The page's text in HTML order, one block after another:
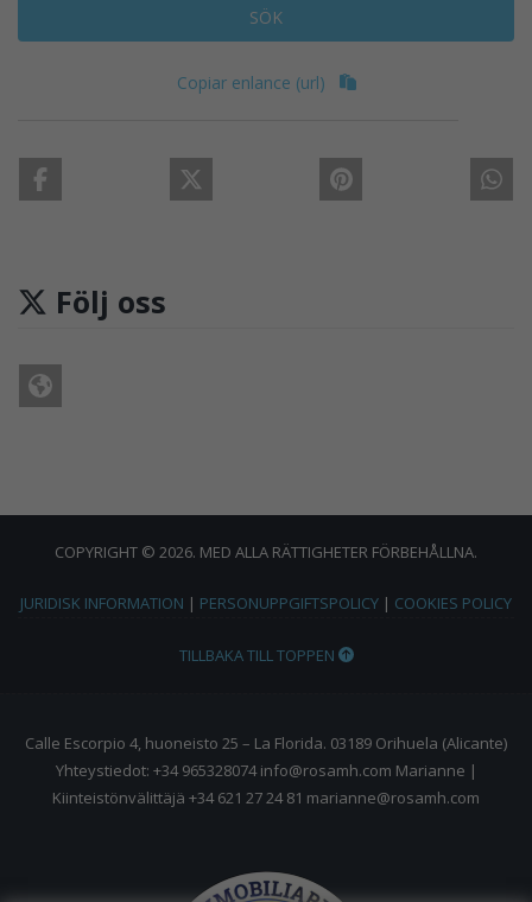
SÖK
Copiar enlance (url)
Följ oss
COPYRIGHT © 2026. MED ALLA RÄTTIGHETER FÖRBEHÅLLNA.
JURIDISK INFORMATION | PERSONUPPGIFTSPOLICY | COOKIES POLICY
TILLBAKA TILL TOPPEN
Calle Escorpio 4, huoneisto 25 – La Florida. 03189 Orihuela (Alicante)
Yhteystiedot: +34 965328074 info@rosamh.com Marianne |
Kiinteistönvälittäjä +34 621 27 24 81 marianne@rosamh.com